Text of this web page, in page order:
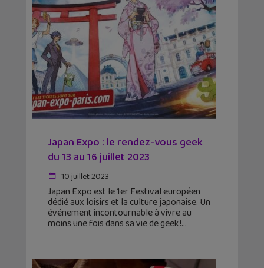
Japan Expo : le rendez-vous geek
du 13 au 16 juillet 2023
10 juillet 2023
Japan Expo est le 1er Festival européen
dédié aux loisirs et la culture japonaise. Un
événement incontournable à vivre au
moins une fois dans sa vie de geek !